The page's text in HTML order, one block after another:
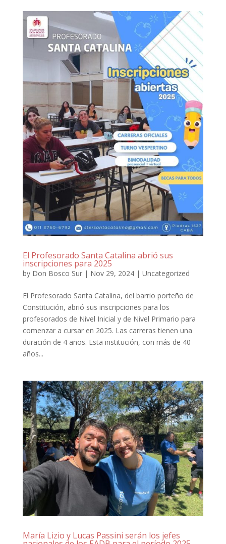
El Profesorado Santa Catalina abrió sus
inscripciones para 2025
by Don Bosco Sur| Nov 29, 2024| Uncategorized
El Profesorado Santa Catalina, del barrio porteño de
Constitución, abrió sus inscripciones para los
profesorados de Nivel Inicial y de Nivel Primario para
comenzar a cursar en 2025. Las carreras tienen una
duración de 4 años. Esta institución, con más de 40
años...
María Lizio y Lucas Passini serán los jefes